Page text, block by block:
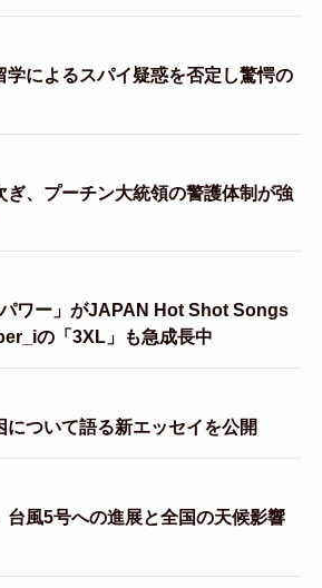
学によるスパイ疑惑を否定し驚愕の
ぎ、プーチン大統領の警護体制が強
ワー」がJAPAN Hot Shot Songs
の「3XL」も急成長中
について語る新エッセイを公開
台風5号への進展と全国の天候影響